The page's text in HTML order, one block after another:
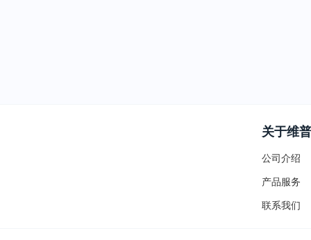
关于维普
公司介绍
产品服务
联系我们